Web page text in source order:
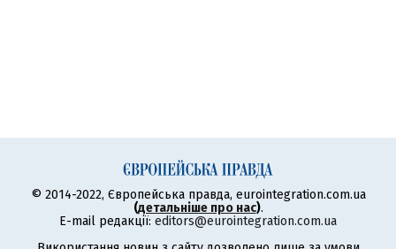
© 2014-2022, Європейська правда, eurointegration.com.ua
(детальніше про нас).
E-mail редакції: editors@eurointegration.com.ua